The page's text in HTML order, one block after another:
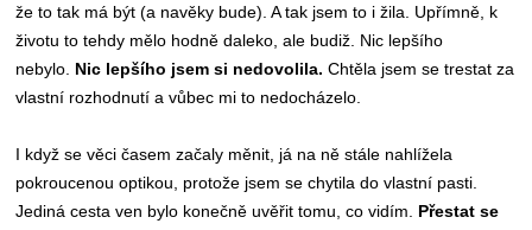
že to tak má být (a navěky bude). A tak jsem to i žila. Upřímně, k
životu to tehdy mělo hodně daleko, ale budiž. Nic lepšího
nebylo. Nic lepšího jsem si nedovolila. Chtěla jsem se trestat za
vlastní rozhodnutí a vůbec mi to nedocházelo.
I když se věci časem začaly měnit, já na ně stále nahlížela
pokroucenou optikou, protože jsem se chytila do vlastní pasti.
Jediná cesta ven bylo konečně uvěřit tomu, co vidím. Přestat se